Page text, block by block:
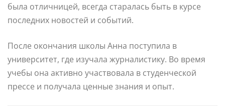
была отличницей, всегда старалась быть в курсе
последних новостей и событий.
После окончания школы Анна поступила в
университет, где изучала журналистику. Во время
учебы она активно участвовала в студенческой
прессе и получала ценные знания и опыт.